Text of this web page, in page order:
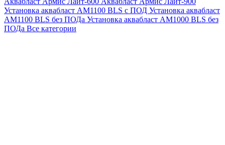
Установка аквабласт AM1100 BLS с ПОД Установка аквабласт
AM1100 BLS без ПОДа Установка аквабласт AM1000 BLS без
ПОДа Все категории